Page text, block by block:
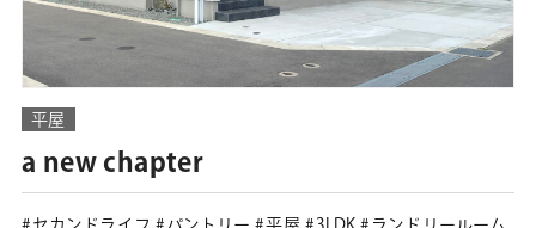
平屋
a new chapter
セカンドライフ パントリー 平屋 3LDK
ランドリールーム